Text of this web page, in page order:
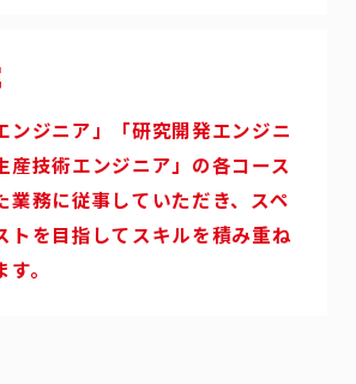
ンジニア」「研究開発エンジニ
産技術エンジニア」の各コース
業務に従事していただき、スペ
トを目指してスキルを積み重ね
。